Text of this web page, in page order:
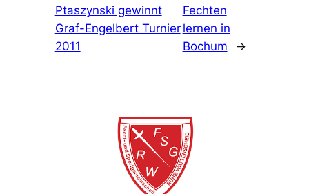
Ptaszynski gewinnt
Graf-Engelbert Turnier
2011
Fechten
lernen in
Bochum
→